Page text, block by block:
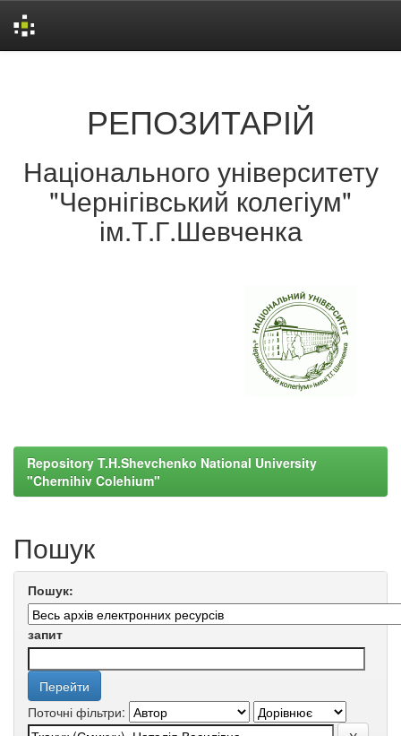
РЕПОЗИТАРІЙ
Національного університету
"Чернігівський колегіум"
ім.Т.Г.Шевченка
Repository T.H.Shevchenko National University
"Chernihiv Colehium"
Пошук
Пошук:
запит
Поточні фільтри: